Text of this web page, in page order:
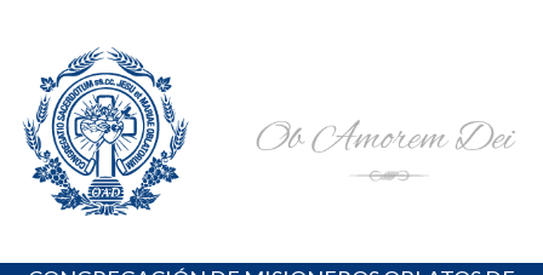
content
Portal de los Padres Oblatos. Advocaciones Marianas,
Oraciones, Música religiosa y más